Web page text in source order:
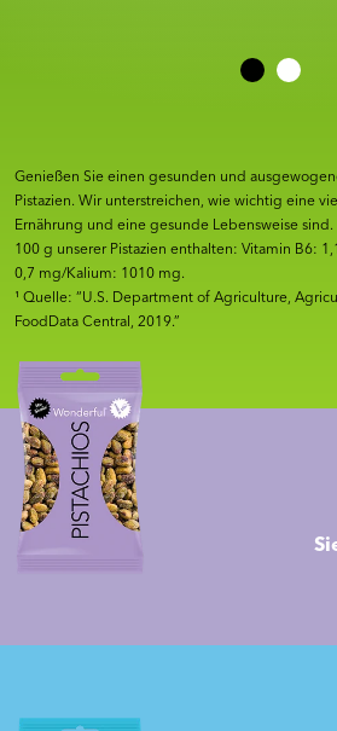
Genießen Sie einen gesunden und
Pistazien. Wir unterstreichen, wie wichtig eine
Ernährung und eine gesunde Lebensweise sind.
100 g unserer Pistazien enthalten: Vitamin B6:
0,7 mg/Kalium: 1010 mg.
¹ Quelle: “U.S. Department of Agriculture,
FoodData Central, 2019.”